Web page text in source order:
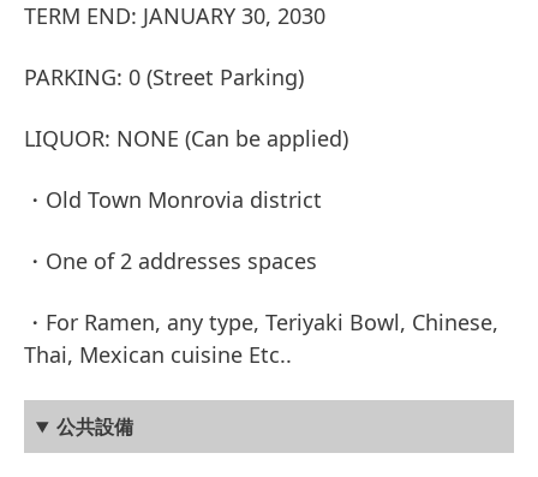
TERM END: JANUARY 30, 2030
PARKING: 0 (Street Parking)
LIQUOR: NONE (Can be applied)
・Old Town Monrovia district
・One of 2 addresses spaces
・For Ramen, any type, Teriyaki Bowl, Chinese,
Thai, Mexican cuisine Etc..
公共設備